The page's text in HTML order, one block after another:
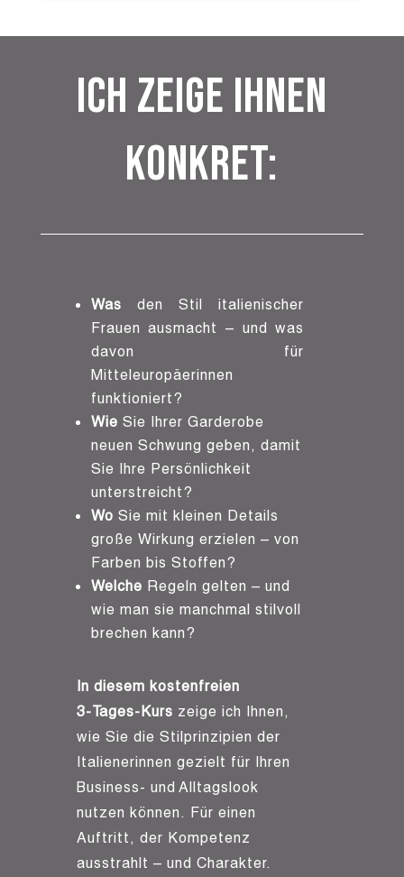
Ich zeige Ihnen
konkret:
Was den Stil italienischer
Frauen ausmacht – und was
davon für
Mitteleuropäerinnen
funktioniert?
Wie Sie Ihrer Garderobe
neuen Schwung geben, damit
Sie Ihre Persönlichkeit
unterstreicht?
Wo Sie mit kleinen Details
große Wirkung erzielen – von
Farben bis Stoffen?
Welche Regeln gelten – und
wie man sie manchmal stilvoll
brechen kann?
In diesem kostenfreien
3‑Tages-Kurs zeige ich Ihnen,
wie Sie die Stilprinzipien der
Italienerinnen gezielt für Ihren
Business- und Alltagslook
nutzen können. Für einen
Auftritt, der Kompetenz
ausstrahlt – und Charakter.